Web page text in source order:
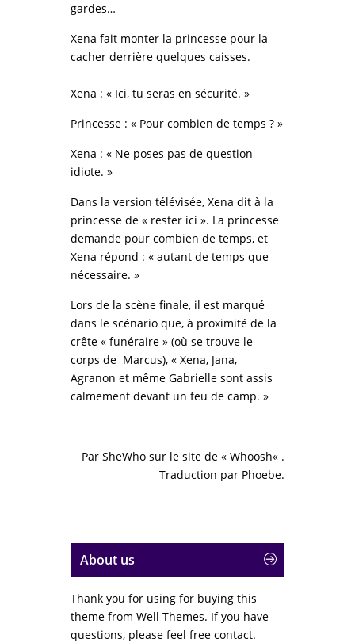
gardes…
Xena fait monter la princesse pour la
cacher derrière quelques caisses.
Xena : « Ici, tu seras en sécurité. »
Princesse : « Pour combien de temps ? »
Xena : « Ne poses pas de question
idiote. »
Dans la version télévisée, Xena dit à la
princesse de « rester ici ». La princesse
demande pour combien de temps, et
Xena répond : « autant de temps que
nécessaire. »
Lors de la scène finale, il est marqué
dans le scénario que, à proximité de la
crête « funéraire » (où se trouve le
corps de Marcus), « Xena, Jana,
Agranon et même Gabrielle sont assis
calmement devant un feu de camp. »
Par SheWho sur le site de « Whoosh« .
Traduction par Phoebe.
About us
Thank you for using for buying this
theme from Well Themes. If you have
questions, please feel free contact.